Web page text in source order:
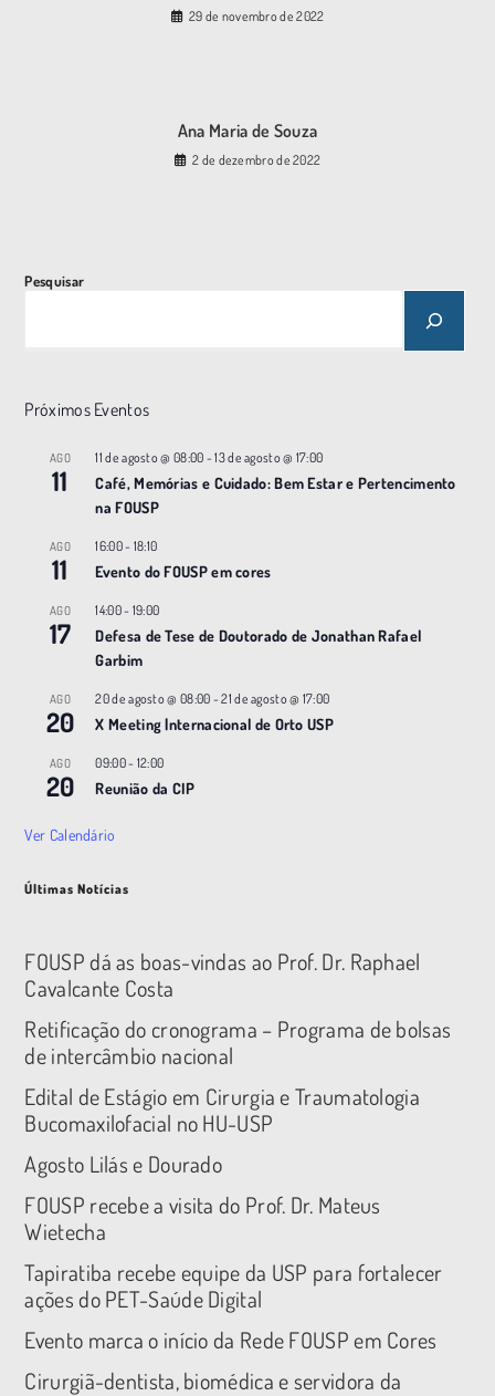
29 de novembro de 2022
Ana Maria de Souza
2 de dezembro de 2022
Pesquisar
Próximos Eventos
AGO
11
11 de agosto @ 08:00 -13 de agosto @ 17:00
Café, Memórias e Cuidado: Bem Estar e Pertencimento
na FOUSP
AGO
11
16:00- 18:10
Evento do FOUSP em cores
AGO
17
14:00- 19:00
Defesa de Tese de Doutorado de Jonathan Rafael
Garbim
AGO
20
20 de agosto @ 08:00 -21 de agosto @ 17:00
X Meeting |nternacional de Orto USP
AGO
20
09:00- 12:00
Reunião da CIP
Ver Calendário
Últimas Notícias
FOUSP dá as boas-vindas ao Prof. Dr. Raphael
Cavalcante Costa
Retificação do cronograma – Programa de bolsas
de intercâmbio nacional
Edital de Estágio em Cirurgia e Traumatologia
Bucomaxilofacial no HU-USP
Agosto Lilás e Dourado
FOUSP recebe a visita do Prof. Dr. Mateus
Wietecha
Tapiratiba recebe equipe da USP para fortalecer
ações do PET-Saúde Digital
Evento marca o início da Rede FOUSP em Cores
Cirurgiã-dentista, biomédica e servidora da